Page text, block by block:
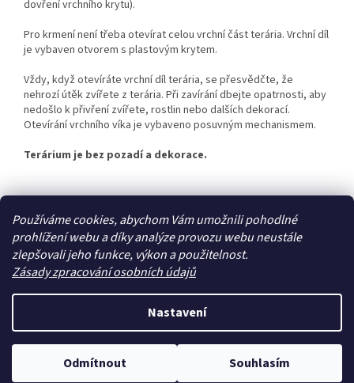
Používáme cookies, abychom Vám umožnili pohodlné
prohlížení webu a díky analýze provozu webu neustále
zlepšovali jeho funkce, výkon a použitelnost.
Zásady zpracování osobních údajů
Nastavení
Odmítnout Souhlasím
dovření vrchního krytu).
Pro krmení není třeba otevírat celou vrchní část terária. Vrchní díl
je vybaven otvorem s plastovým krytem.
Vždy, když otevíráte vrchní díl terária, se přesvědčte, že
nehrozí útěk zvířete z terária. Při zavírání dbejte opatrnosti, aby
nedošlo k přivření zvířete, rostlin nebo dalších dekorací.
Otevírání vrchního víka je vybaveno posuvným mechanismem.
Terárium je bez pozadí a dekorace.
Zboží.cz Heureka.cz
Vytvořil Shoptet
Copyright 2026 . Všechna práva vyhrazena.